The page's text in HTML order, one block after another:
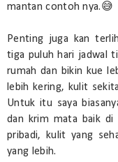
mantan contoh nya.😅
Penting juga kan
tiga puluh hari jadwal
rumah dan bikin kue
lebih kering, kulit
Untuk itu saya
dan krim mata baik di
pribadi, kulit yang
yang lebih.